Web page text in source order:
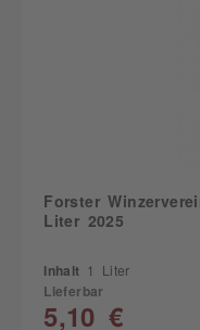
Forster
Liter 2025
Inhalt 1 Liter
Lieferbar
5,10 €